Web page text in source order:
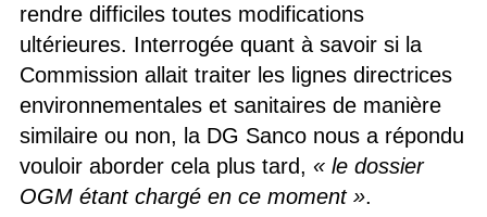
rendre difficiles toutes modifications
ultérieures. Interrogée quant à savoir si la
Commission allait traiter les lignes directrices
environnementales et sanitaires de manière
similaire ou non, la DG Sanco nous a répondu
vouloir aborder cela plus tard, « le dossier
OGM étant chargé en ce moment ».